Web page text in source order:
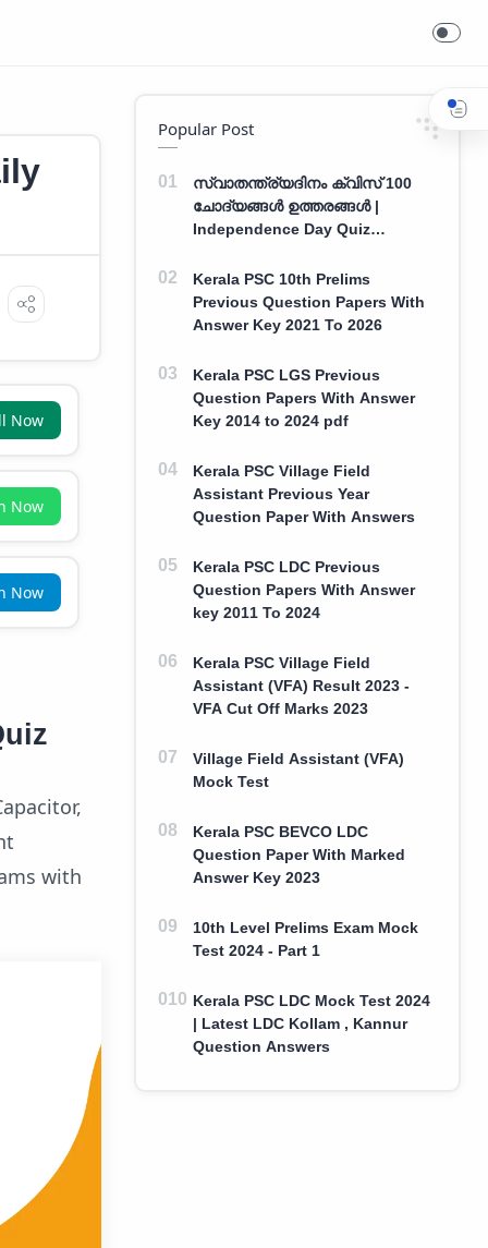
Now
Now
Now
with
Popular Post
സ്വാതന്ത്ര്യദിനം ക്വിസ് 100
ചോദ്യങ്ങൾ ഉത്തരങ്ങൾ |
Independence Day Quiz
Answers
Kerala PSC 10th Prelims
Previous Question Papers With
Answer Key 2021 To 2026
Kerala PSC LGS Previous
Question Papers With Answer
Key 2014 to 2024 pdf
Kerala PSC Village Field
Assistant Previous Year
Question Paper With Answers
Kerala PSC LDC Previous
Question Papers With Answer
key 2011 To 2024
Kerala PSC Village Field
Assistant (VFA) Result 2023 -
VFA Cut Off Marks 2023
Village Field Assistant (VFA)
Mock Test
Kerala PSC BEVCO LDC
Question Paper With Marked
Answer Key 2023
10th Level Prelims Exam Mock
Test 2024 - Part 1
Kerala PSC LDC Mock Test 2024
| Latest LDC Kollam , Kannur
Question Answers